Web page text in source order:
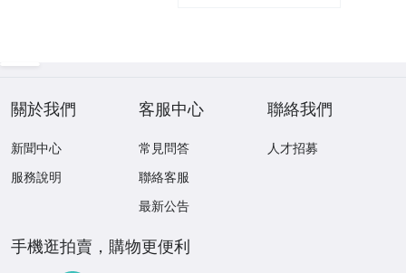
關於我們
新聞中心
服務說明
客服中心
常見問答
聯絡客服
最新公告
聯絡我們
人才招募
手機逛拍賣，購物更便利